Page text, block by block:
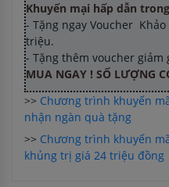
Khuyến mại hấp dẫn
- Tặng ngay Voucher
triệu.
- Tặng thêm voucher
MUA NGAY ! SỐ LƯỢNG
>> Chương trình khuyến
nhận ngàn quà tặng
>> Chương trình khuyến
khủng trị giá 24 triệu đồng